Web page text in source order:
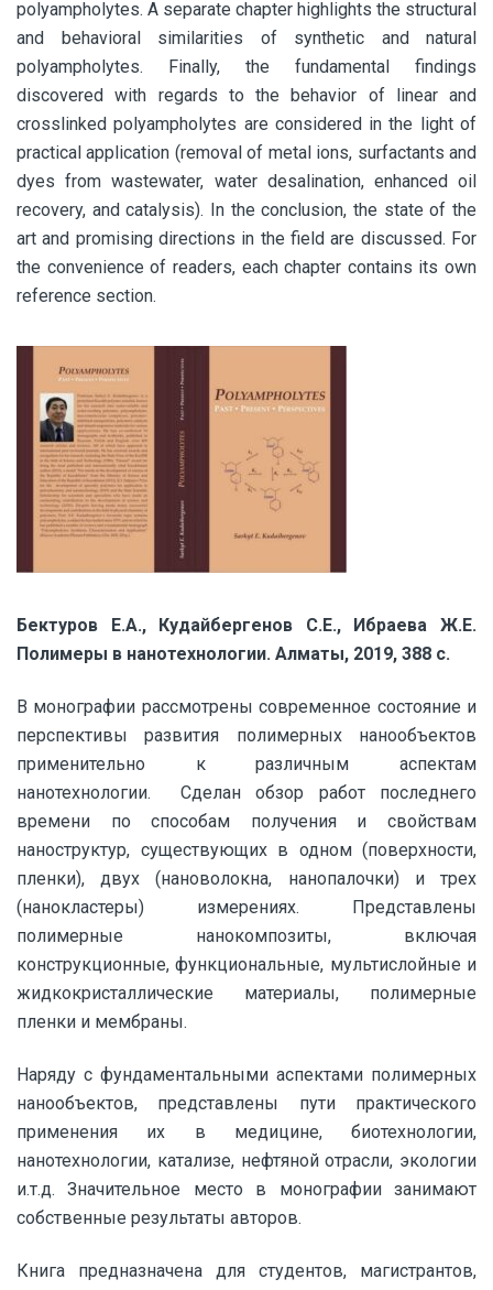
polyampholytes. A separate chapter highlights the structural
and behavioral similarities of synthetic and natural
polyampholytes. Finally, the fundamental findings
discovered with regards to the behavior of linear and
crosslinked polyampholytes are considered in the light of
practical application (removal of metal ions, surfactants and
dyes from wastewater, water desalination, enhanced oil
recovery, and catalysis). In the conclusion, the state of the
art and promising directions in the field are discussed. For
the convenience of readers, each chapter contains its own
reference section.
Бектуров Е.А., Кудайбергенов С.Е., Ибраева Ж.Е.
Полимеры в нанотехнологии. Алматы, 2019, 388 с.
В монографии рассмотрены современное состояние и
перспективы развития полимерных нанообъектов
применительно к различным аспектам
нанотехнологии. Сделан обзор работ последнего
времени по способам получения и свойствам
наноструктур, существующих в одном (поверхности,
пленки), двух (нановолокна, нанопалочки) и трех
(нанокластеры) измерениях. Представлены
полимерные нанокомпозиты, включая
конструкционные, функциональные, мультислойные и
жидкокристаллические материалы, полимерные
пленки и мембраны.
Наряду с фундаментальными аспектами полимерных
нанообъектов, представлены пути практического
применения их в медицине, биотехнологии,
нанотехнологии, катализе, нефтяной отрасли, экологии
и.т.д. Значительное место в монографии занимают
собственные результаты авторов.
Книга предназначена для студентов, магистрантов,